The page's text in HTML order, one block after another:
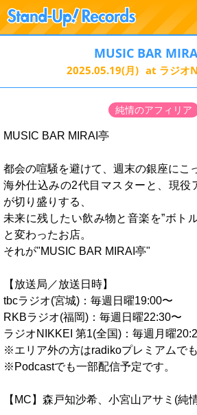
MUSIC BAR
2025.05.19(月) at ラジオ
純情のアフィリア
MUSIC BAR MIRAI亭
都会の喧騒を避けて、週末の銀座にこ
海外仕込みの2代目マスターと、現役
が切り盛りする、
未来に残したい飲み物と音楽を”ボト
と変わったお店。
それが"MUSIC BAR MIRAI亭"
【放送局／放送日時】
tbcラジオ(宮城)：毎週日曜19:00〜
RKBラジオ(福岡)：毎週日曜22:30〜
ラジオNIKKEI 第1(全国)：毎週月曜
※エリア外の方はradikoプレミアムで
※Podcastでも一部配信予定です。
【MC】森戸知沙希、小宮山アサミ(純